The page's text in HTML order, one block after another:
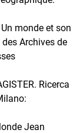
monde et son
Archives de
Ricerca
Jean